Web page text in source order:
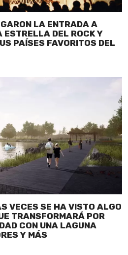
LA ENTRADA A
DEL ROCK Y
PAÍSES FAVORITOS DEL
VECES SE HA VISTO ALGO
TRANSFORMARÁ POR
CON UNA LAGUNA
Y MÁS